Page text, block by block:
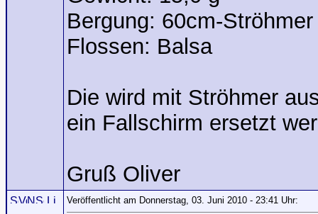
Bergung: 60cm-Ströhmer
Flossen: Balsa
Die wird mit Ströhmer
ein Fallschirm ersetzt
Gruß Oliver
Veröffentlicht am Donnerstag, 03. Juni 2010 - 23:41 Uhr: